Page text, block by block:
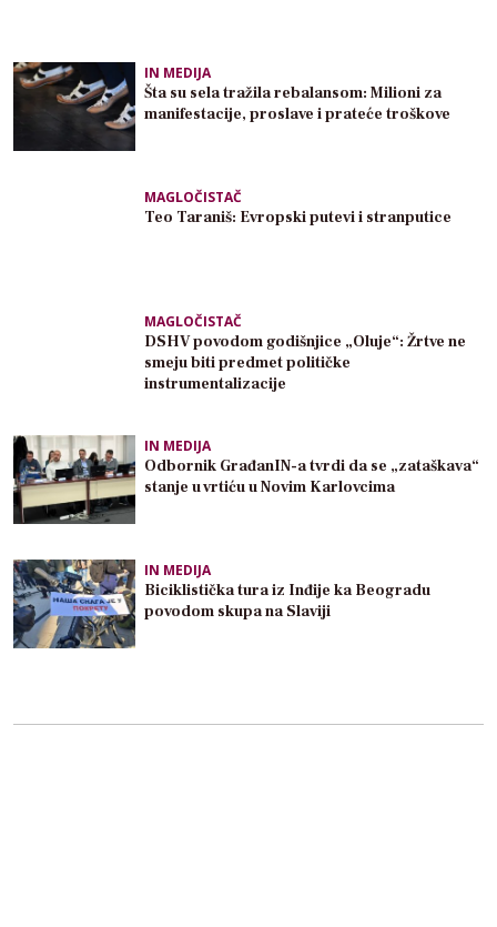
IN MEDIJA
Šta su sela tražila rebalansom: Milioni za
manifestacije, proslave i prateće troškove
MAGLOČISTAČ
Teo Taraniš: Evropski putevi i stranputice
MAGLOČISTAČ
DSHV povodom godišnjice „Oluje“: Žrtve ne
smeju biti predmet političke
instrumentalizacije
IN MEDIJA
Odbornik GrađanIN-a tvrdi da se „zataškava“
stanje u vrtiću u Novim Karlovcima
IN MEDIJA
Biciklistička tura iz Inđije ka Beogradu
povodom skupa na Slaviji